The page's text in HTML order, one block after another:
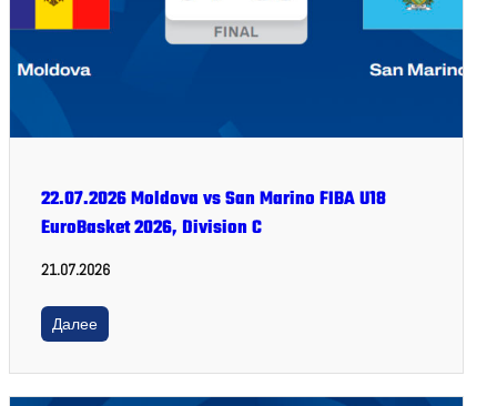
22.07.2026 Moldova vs San Marino FIBA U18
EuroBasket 2026, Division C
21.07.2026
Далее